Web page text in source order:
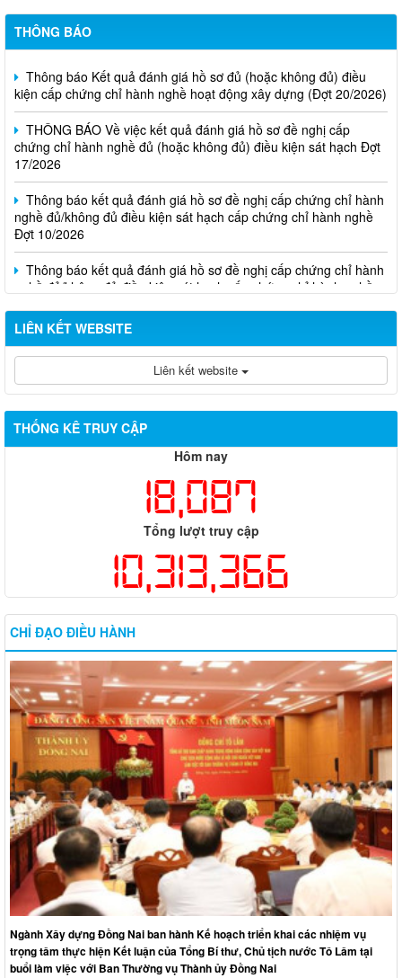
THÔNG BÁO
Thông báo Kết quả đánh giá hồ sơ đủ (hoặc không đủ) điều
kiện cấp chứng chỉ hành nghề hoạt động xây dựng (Đợt 20/2026)
THÔNG BÁO Về việc kết quả đánh giá hồ sơ đề nghị cấp
chứng chỉ hành nghề đủ (hoặc không đủ) điều kiện sát hạch Đợt
17/2026
Thông báo kết quả đánh giá hồ sơ đề nghị cấp chứng chỉ hành
nghề đủ/không đủ điều kiện sát hạch cấp chứng chỉ hành nghề
Đợt 10/2026
Thông báo kết quả đánh giá hồ sơ đề nghị cấp chứng chỉ hành
nghề đủ/không đủ điều kiện sát hạch cấp chứng chỉ hành nghề
Đợt 11/2026
LIÊN KẾT WEBSITE
Liên kết website
THỐNG KÊ TRUY CẬP
Hôm nay
18,087
Tổng lượt truy cập
10,313,366
CHỈ ĐẠO ĐIỀU HÀNH
Ngành Xây dựng Đồng Nai ban hành Kế hoạch triển khai các nhiệm vụ
trọng tâm thực hiện Kết luận của Tổng Bí thư, Chủ tịch nước Tô Lâm tại
buổi làm việc với Ban Thường vụ Thành ủy Đồng Nai